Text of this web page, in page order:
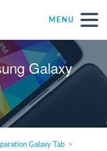
MENU
marques
Galaxy
Galaxy Tab